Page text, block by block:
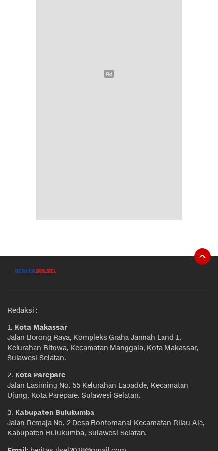
Redaksi :
1. Kota Makassar
Jalan Borong Raya, Kompleks Graha Jannah Land 1,
Kelurahan Bitowa, Kecamatan Manggala, Kota Makassar,
Sulawesi Selatan.
2. Kota Parepare
Jalan Lasiming No. 55 Kelurahan Lapadde, Kecamatan
Ujung, Kota Parepare. Sulawesi Selatan.
3. Kabupaten Bulukumba
Jalan Remaja No. 2 Desa Bontomanai Kecamatan Rilau Ale,
Kabupaten Bulukumba, Sulawesi Selatan.